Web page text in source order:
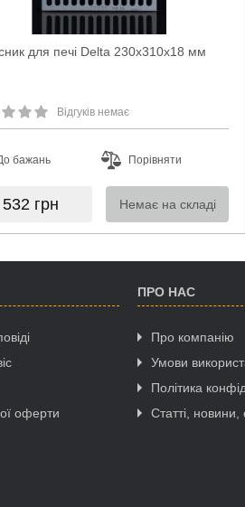
для печі Delta 230х310х18 мм
Відгуків немає
бажань Порівняти
532 грн Немає на складі
оферти
ПРО НАС
Про компанію
Умови
Політика
Статті, новини,